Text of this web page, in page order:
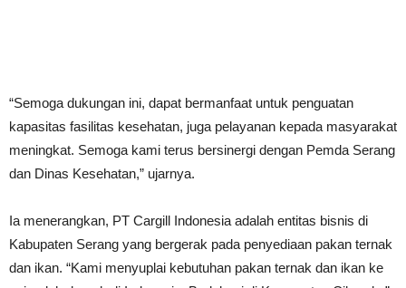
“Semoga dukungan ini, dapat bermanfaat untuk penguatan
kapasitas fasilitas kesehatan, juga pelayanan kepada masyarakat
meningkat. Semoga kami terus bersinergi dengan Pemda Serang
dan Dinas Kesehatan,” ujarnya.
Ia menerangkan, PT Cargill Indonesia adalah entitas bisnis di
Kabupaten Serang yang bergerak pada penyediaan pakan ternak
dan ikan. “Kami menyuplai kebutuhan pakan ternak dan ikan ke